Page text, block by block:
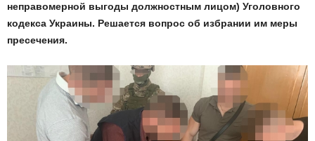
неправомерной выгоды должностным лицом) Уголовного
кодекса Украины. Решается вопрос об избрании им меры
пресечения.